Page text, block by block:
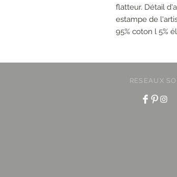
flatteur. Détail
estampe de
95% coton l 5%
RESEAUX